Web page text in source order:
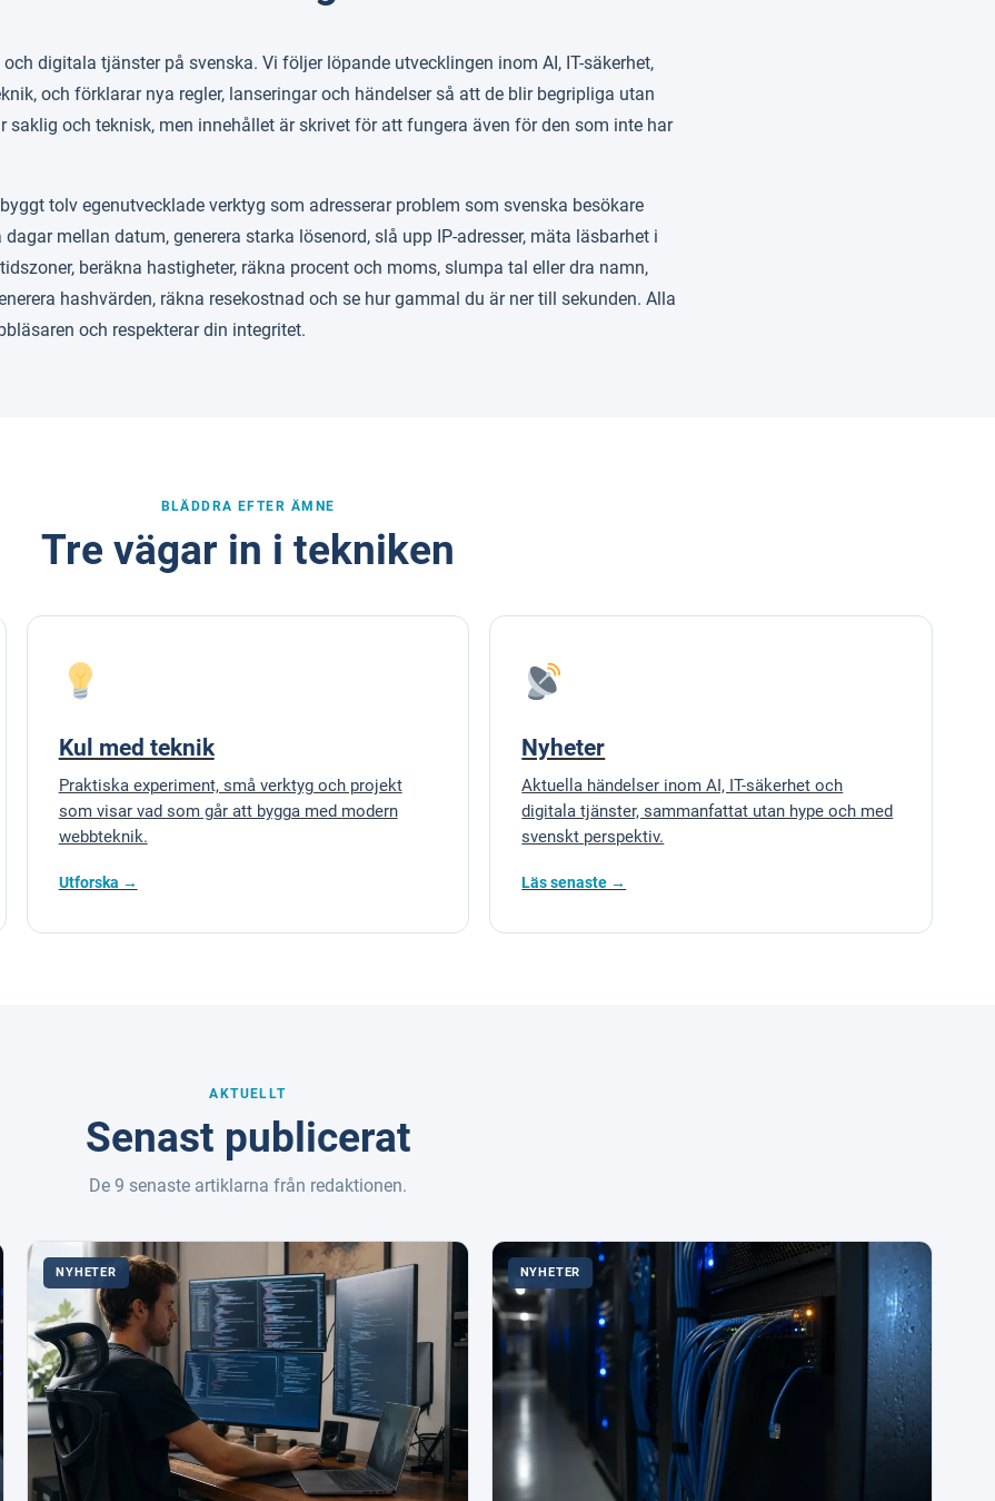
digitala tjänster på svenska. Vi följer löpande utvecklingen inom AI, IT-säkerhet,
och förklarar nya regler, lanseringar och händelser så att de blir begripliga utan
saklig och teknisk, men innehållet är skrivet för att fungera även för den som inte har
tolv egenutvecklade verktyg som adresserar problem som svenska besökare
mellan datum, generera starka lösenord, slå upp IP-adresser, mäta läsbarhet i
beräkna hastigheter, räkna procent och moms, slumpa tal eller dra namn,
hashvärden, räkna resekostnad och se hur gammal du är ner till sekunden. Alla
och respekterar din integritet.
BLÄDDRA EFTER ÄMNE
Tre vägar in i tekniken
Kul med teknik
Praktiska experiment, små verktyg och projekt
som visar vad som går att bygga med modern
webbteknik.
Utforska →
Nyheter
Aktuella händelser inom AI, IT-säkerhet och
digitala tjänster, sammanfattat utan hype och med
svenskt perspektiv.
Läs senaste →
AKTUELLT
Senast publicerat
De 9 senaste artiklarna från redaktionen.
NYHETER NYHETER